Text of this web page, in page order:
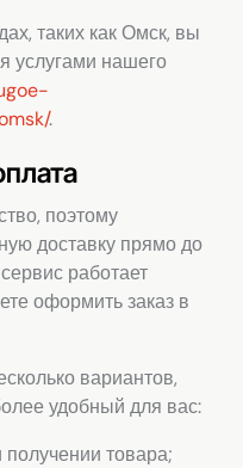
таких как Омск, вы
услугами нашего
.
поэтому
доставку прямо до
работает
оформить заказ в
вариантов,
удобный для вас:
получении товара;